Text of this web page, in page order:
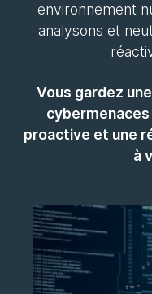
environnement
analysons et
Vous gardez
cybermenaces
proactive et une
à
Notre SOC
Bénéficiez